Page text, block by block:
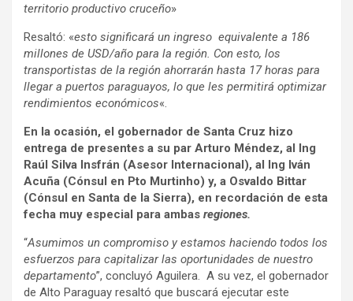
territorio productivo cruceño»
Resaltó: «esto significará un ingreso equivalente a 186
millones de USD/año para la región. Con esto, los
transportistas de la región ahorrarán hasta 17 horas para
llegar a puertos paraguayos, lo que les permitirá optimizar
rendimientos económicos«.
En la ocasión, el gobernador de Santa Cruz hizo
entrega de presentes a su par Arturo Méndez, al Ing
Raúl Silva Insfrán (Asesor Internacional), al Ing Iván
Acuña (Cónsul en Pto Murtinho) y, a Osvaldo Bittar
(Cónsul en Santa de la Sierra), en recordación de esta
fecha muy especial para ambas regiones.
“Asumimos un compromiso y estamos haciendo todos los
esfuerzos para capitalizar las oportunidades de nuestro
departamento”, concluyó Aguilera. A su vez, el gobernador
de Alto Paraguay resaltó que buscará ejecutar este